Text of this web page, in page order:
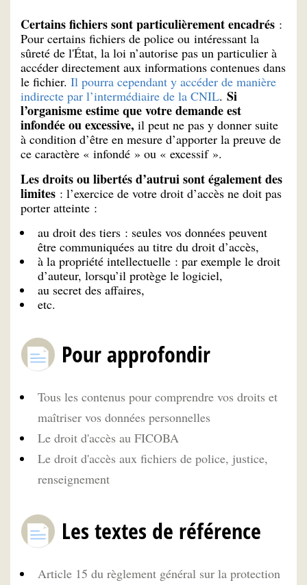
Certains fichiers sont particulièrement encadrés :
Pour certains fichiers de police ou intéressant la
sûreté de l'État, la loi n’autorise pas un particulier à
accéder directement aux informations contenues dans
le fichier. Il pourra cependant y accéder de manière
indirecte par l’intermédiaire de la CNIL. Si
l’organisme estime que votre demande est
infondée ou excessive, il peut ne pas y donner suite
à condition d’être en mesure d’apporter la preuve de
ce caractère « infondé » ou « excessif ».
Les droits ou libertés d’autrui sont également des
limites : l’exercice de votre droit d’accès ne doit pas
porter atteinte :
au droit des tiers : seules vos données peuvent
être communiquées au titre du droit d’accès,
à la propriété intellectuelle : par exemple le droit
d’auteur, lorsqu’il protège le logiciel,
au secret des affaires,
etc.
Pour approfondir
Tous les contenus pour comprendre vos droits et
maîtriser vos données personnelles
Le droit d'accès au FICOBA
Le droit d'accès aux fichiers de police, justice,
renseignement
Les textes de référence
Article 15 du règlement général sur la protection